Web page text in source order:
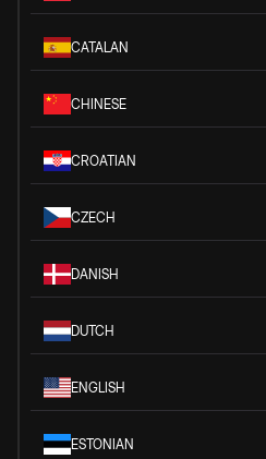
CATALAN
CHINESE
CROATIAN
CZECH
DANISH
DUTCH
ENGLISH
ESTONIAN